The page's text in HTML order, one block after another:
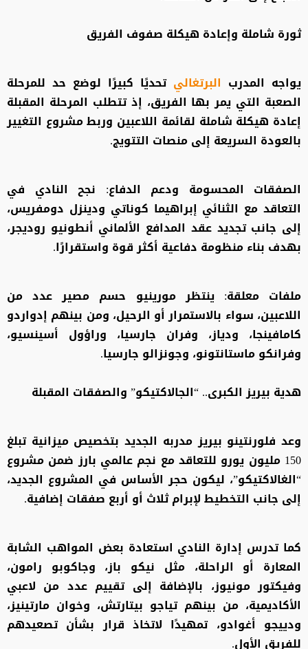
ثورة شاملة وإعادة هيكلة صفوف الفريق
يواجه المدرب البرتغاليتحديًا كبيرًا لوضع حد للمرحلة
الصعبة التي يمر بها الفريق، إذ تتطلب المرحلة المقبلة
إعادة هيكلة شاملة لقائمة اللاعبين وربط مشروع التغيير
بالعودة السريعة إلى منصات التتويج.
الصفقات المحسومة ودعم الدفاع: نجح النادي في
التعاقد مع الثنائي إبراهيما كوناتي ودينزل دومفريس،
إلى جانب تجديد عقد المدافع الألماني أنطونيو روديجر،
بهدف بناء منظومة دفاعية أكثر قوة واستقرارًا.
ملفات معلقة: ينتظر مورينيو حسم مصير عدد من
اللاعبين، سواء بالاستمرار أو الرحيل، ومن بينهم إدواردو
كامافينجا، ودياز، وفران جارسيا، وراؤول أسينسيو،
وفرانكو ماستانتونو، وجونزالو جارسيا.
هدية بيريز الكبرى.. “الجالاكتيكو” والصفقات المقبلة
وعد فلورنتينو بيريز مدربه الجديد بتخصيص ميزانية تبلغ
150 مليون يورو للتعاقد مع نجم عالمي بارز ضمن مشروع
“الغالاكتيكو”، ليكون حجر الأساس في المشروع الجديد،
إلى جانب التخطيط لإبرام ثلاث أو أربع صفقات إضافية.
كما تدرس إدارة النادي استعادة بعض المواهب الشابة
المعارة أو الراحلة، مثل نيكو باز، وجاكوبو رامون،
وفيكتور مونيوز، بالإضافة إلى تقييم عدد من لاعبي
الأكاديمية، من بينهم تياجو بيتارتش، وخوان مارتينيز،
ودييجو أغوادو، تمهيدًا لاتخاذ قرار بشأن تصعيدهم
للفريق الأول.